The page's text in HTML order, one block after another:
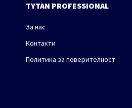
TYTAN PROFESSIONAL
За нас
Контакти
Политика за поверителност